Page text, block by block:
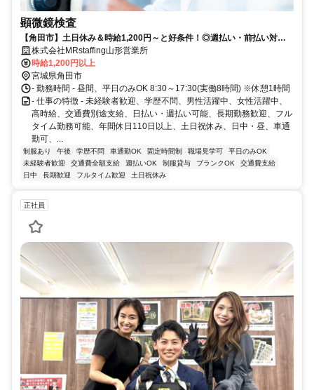
顕微鏡検査
【角田市】土日休み＆時給1,200円～と好条件！◎週払い・前払い対応
可！(規定あり)◎大人気の日勤のお仕事！
株式会社MRstaffing山形営業所
時給1,200円以上
宮城県角田市
- 勤務時間 - 昼間、平日のみOK 8:30～17:30(実働8時間) ※休憩1時間
- 仕事の特徴 - 未経験者歓迎、学歴不問、男性活躍中、女性活躍中、
高時給、交通費別途支給、日払い・週払い可能、長期勤務歓迎、フル
タイム勤務可能、年間休日110日以上、土日祝休み、日中・昼、車通
勤可、...
制服あり 午後 学歴不問 車通勤OK 固定時間制 職場見学可
平日のみOK
未経験者歓迎
交通費全額支給 週払いOK 制服貸与 ブランクOK
交通費支給
日中
長期歓迎 フルタイム歓迎 土日祝休み
正社員